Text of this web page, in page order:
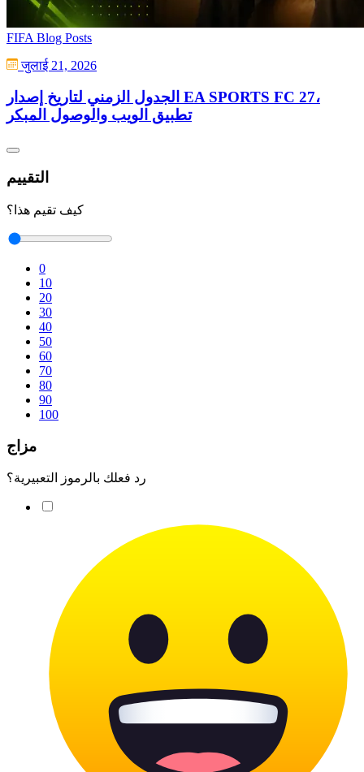
FIFA Blog Posts
जुलाई 21, 2026
الجدول الزمني لتاريخ إصدار EA SPORTS FC 27،
تطبيق الويب والوصول المبكر
التقييم
كيف تقيم هذا؟
0
10
20
30
40
50
60
70
80
90
100
مزاج
رد فعلك بالرموز التعبيرية؟